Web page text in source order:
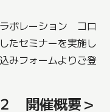
ボレーション コロ
たセミナーを実施し
みフォームよりご登
開催概要＞